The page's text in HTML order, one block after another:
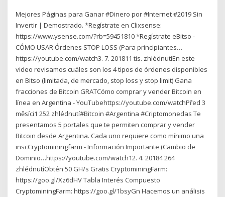
Mejores Páginas para Ganar #Dinero por #Internet #2019 Sin
Invertir | Demostrado. *Regístrate en Clixsense:
https://www.ysense.com/?rb=59451810 *Regístrate eBitso -
CÓMO USAR Órdenes STOP LOSS (Para principiantes…
https://youtube.com/watch3. 7. 201811 tis. zhlédnutíEn este
video revisamos cuáles son los 4 tipos de órdenes disponibles
en Bitso (limitada, de mercado, stop loss y stop limit) Gana
fracciones de Bitcoin GRATCómo comprar y vender Bitcoin en
línea en Argentina - YouTubehttps://youtube.com/watchPřed 3
měsíci1 252 zhlédnutí#Bitcoin #Argentina #Criptomonedas Te
presentamos 5 portales que te permiten comprar y vender
Bitcoin desde Argentina. Cada uno requiere como mínimo una
inscCryptominingfarm - Información Importante (Cambio de
Dominio…https://youtube.com/watch12. 4. 20184 264
zhlédnutíObtén 50 GH/s Gratis CryptominingFarm:
https://goo.gl/Xz6dHV Tabla Interés Compuesto
CryptominingFarm: https://goo.gl/1bsyGn Hacemos un análisis